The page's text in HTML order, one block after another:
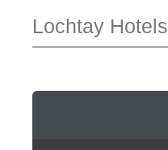
Lochtay Hotels